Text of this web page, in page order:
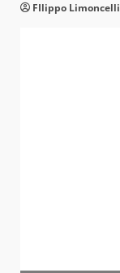
FIlippo Limoncelli